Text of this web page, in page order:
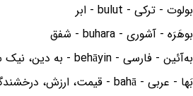
بولوت - ترکی - bulut - ابر
بوهَرَه - آشوری - buhara - شفق
به‌آئین - فارسی - behāyin - به دین، نیک سیرت، نیکو روش
بَها - عربی - bahā - قیمت، ارزش، درخشندگی، روشنی